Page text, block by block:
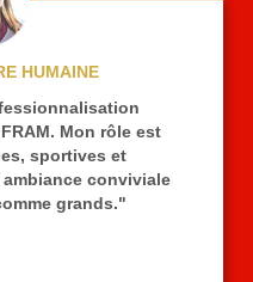
HUMAINE
Mon rôle est
sportives et
conviviale
grands."